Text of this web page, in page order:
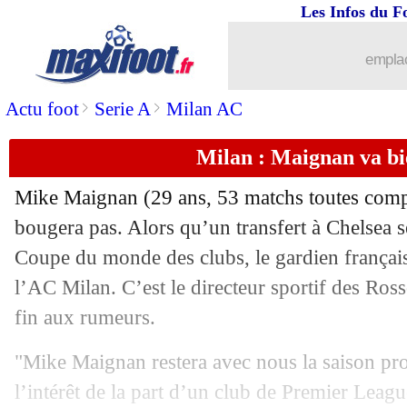
Actu foot> Serie A> Milan AC
Les Infos du
Milan : Maignan va
Mike Maignan (29 ans, 53 matchs toutes
bougera pas. Alors qu’un transfert à Chelsea
Coupe du monde des clubs, le gardien
l’AC Milan. C’est le directeur sportif des
fin aux rumeurs.
"Mike Maignan restera avec nous la saison
l’intérêt de la part d’un club de Premier
Lyon: Coupet "hyper inquiet" pour le
25/06 Barça: Darvich va signer à Stuttgart
25/06 Brentford: une offre d'Arsenal pour
25/06 Aston Villa : Galatasaray fonce sur
25/06 Barça: Pablo Torre vers Majorque
25/06 Chelsea: Kepa en route pour Arsenal
Roma : Gasperini veut récupérer